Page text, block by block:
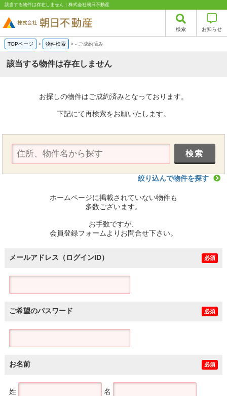
該当する物件は存在しません｜株式会社朝日不動産
検索 お知らせ
TOPページ > 物件検索 >- ご成約済み
該当する物件は存在しません
お探しの物件はご成約済みとなっております。
下記にて再検索をお願いたします。
絞り込んで物件を探す
ホームページに掲載されていない物件も
多数ございます。
お手数ですが、
会員登録フォームよりお問合せ下さい。
メールアドレス（ログインID） 必須
ご希望のパスワード 必須
お名前 必須
姓 名